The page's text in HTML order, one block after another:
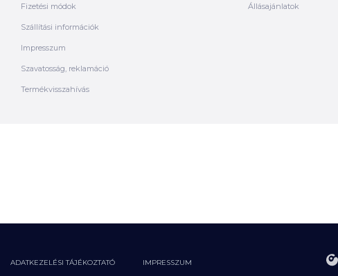
Fizetési módok
Szállítási információk
Impresszum
Szavatosság, reklamáció
Termékvisszahívás
Állásajánlatok
ADATKEZELÉSI TÁJÉKOZTATÓ IMPRESSZUM